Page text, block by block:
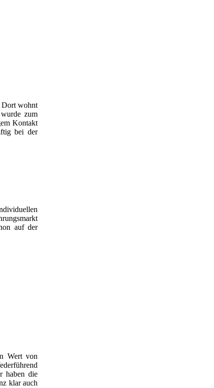
Dort wohnt
zum
Kontakt
bei der
auf der
Wert von
haben die
klar auch